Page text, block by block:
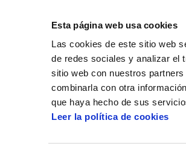
Esta página web usa cookies
Las cookies de este sitio web
de redes sociales y analizar el
sitio web con nuestros
combinarla con otra
que haya hecho de sus
Leer la política de cookies
Centro de documentación Enbata +